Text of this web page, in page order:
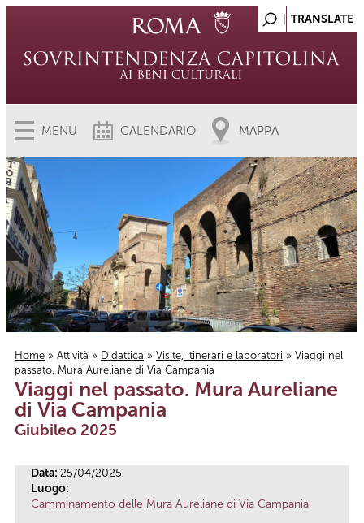
MENU CALENDARIO MAPPA
Tu sei qui
Home » Attività » Didattica » Visite, itinerari e laboratori » Viaggi nel
passato. Mura Aureliane di Via Campania
Viaggi nel passato. Mura Aureliane
di Via Campania
Giubileo 2025
Data: 25/04/2025
Luogo:
Camminamento delle Mura Aureliane di Via Campania